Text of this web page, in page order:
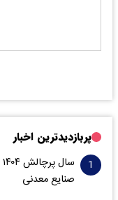
پربازدیدترین اخبار
صنایع معدنی